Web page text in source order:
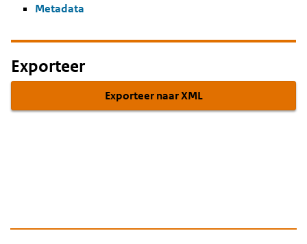
Metadata
Exporteer
Exporteer naar XML